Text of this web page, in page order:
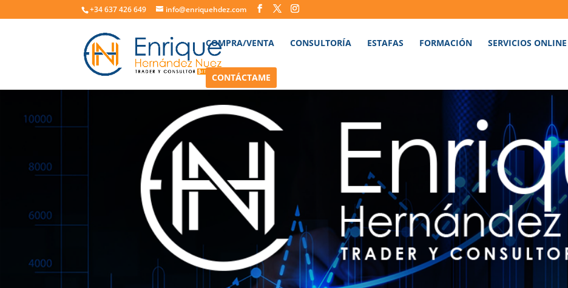
+34 637 426 649 info@enriquehdez.com
COMPRA/VENTA CONSULTORÍA ESTAFAS FORMACIÓN SERVICIOS ONLINE
CONTÁCTAME